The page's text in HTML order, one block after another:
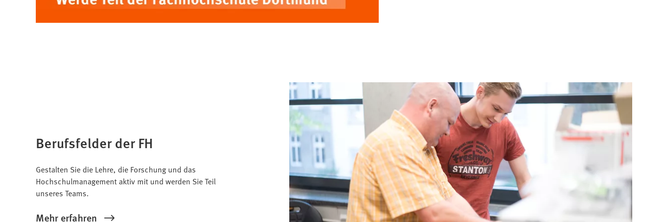
Berufsfelder der FH
Gestalten Sie die Lehre, die Forschung und das
Hochschulmanagement aktiv mit und werden Sie Teil
unseres Teams.
Mehr erfahren